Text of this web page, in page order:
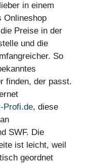
in einem
Onlineshop
Preise in der
und die
So
finden, der passt.
Profi.de, diese
SWF. Die
ist leicht, weil
geordnet